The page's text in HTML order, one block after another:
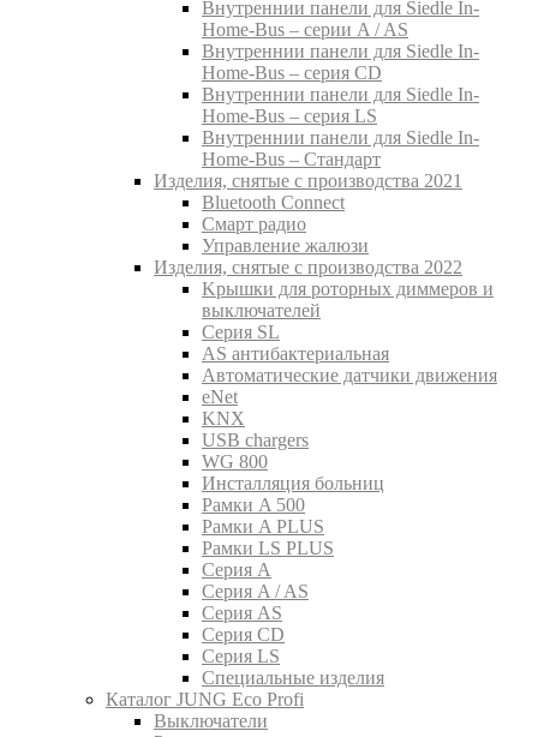
Внутреннии панели для Siedle In-
Home-Bus – серии A / AS
Внутреннии панели для Siedle In-
Home-Bus – серия CD
Внутреннии панели для Siedle In-
Home-Bus – серия LS
Внутреннии панели для Siedle In-
Home-Bus – Стандарт
Изделия, снятые с производства 2021
Bluetooth Connect
Смарт радио
Управление жалюзи
Изделия, снятые с производства 2022
Kрышки для роторных диммеров и
выключателей
Серия SL
AS антибактериальная
Aвтоматические датчики движения
eNet
KNX
USB chargers
WG 800
Инсталляция больниц
Рамки A 500
Рамки A PLUS
Рамки LS PLUS
Серия A
Серия A / AS
Серия AS
Серия CD
Серия LS
Специальные изделия
Каталог JUNG Eco Profi
Выключатели